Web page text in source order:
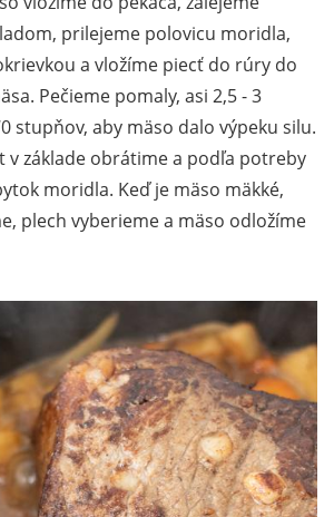
prilejeme polovicu moridla,
a vložíme piecť do rúry do
Pečieme pomaly, asi 2,5 - 3
stupňov, aby mäso dalo výpeku silu.
v základe obrátime a podľa potreby
moridla. Keď je mäso mäkké,
plech vyberieme a mäso odložíme